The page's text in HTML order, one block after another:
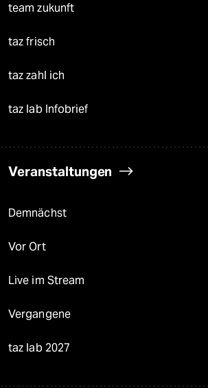
team zukunft
taz frisch
taz zahl ich
taz lab Infobrief
Veranstaltungen
Demnächst
Vor Ort
Live im Stream
Vergangene
taz lab 2027